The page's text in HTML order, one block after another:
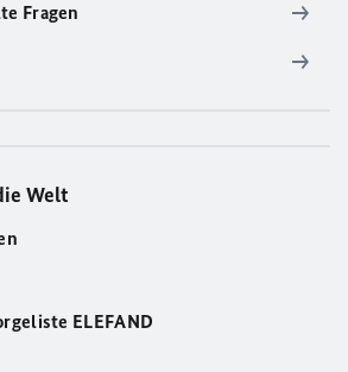
Fragen
Welt
ELEFAND